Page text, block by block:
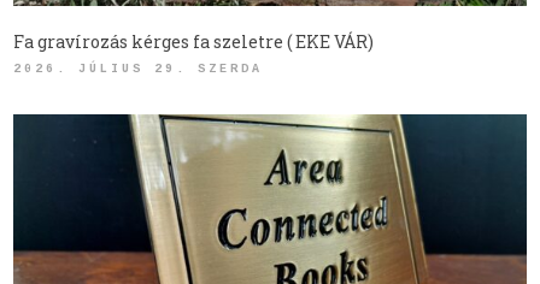
Fa gravírozás kérges fa szeletre ( EKE VÁR)
2026. JÚLIUS 29. SZERDA